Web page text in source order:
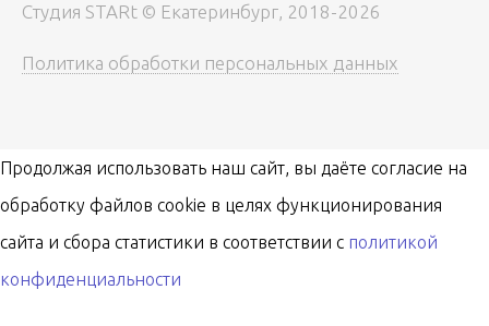
Студия STARt © Екатеринбург, 2018-2026
Политика обработки персональных данных
Продолжая использовать наш сайт, вы даёте согласие на
обработку файлов cookie в целях функционирования
сайта и сбора статистики в соответствии с политикой
конфиденциальности